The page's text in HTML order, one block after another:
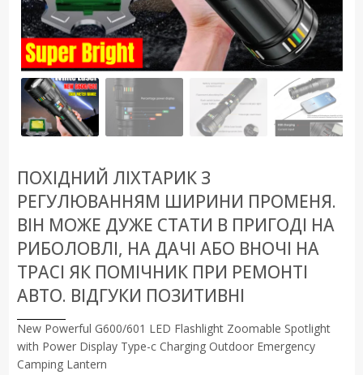
ПОХІДНИЙ ЛІХТАРИК З
РЕГУЛЮВАННЯМ ШИРИНИ ПРОМЕНЯ.
ВІН МОЖЕ ДУЖЕ СТАТИ В ПРИГОДІ НА
РИБОЛОВЛІ, НА ДАЧІ АБО ВНОЧІ НА
ТРАСІ ЯК ПОМІЧНИК ПРИ РЕМОНТІ
АВТО. ВІДГУКИ ПОЗИТИВНІ
New Powerful G600/601 LED Flashlight Zoomable Spotlight
with Power Display Type-c Charging Outdoor Emergency
Camping Lantern